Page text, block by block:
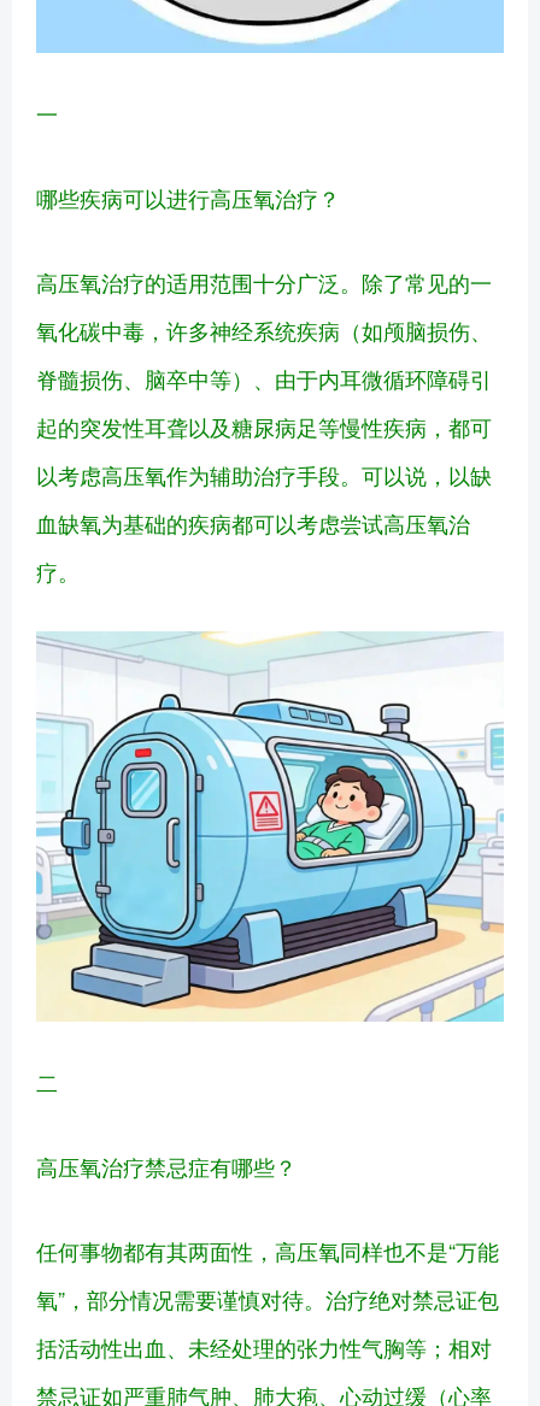
一
哪些疾病可以进行高压氧治疗？
高压氧治疗的适用范围十分广泛。除了常见的一
氧化碳中毒，许多神经系统疾病（如颅脑损伤、
脊髓损伤、脑卒中等）、由于内耳微循环障碍引
起的突发性耳聋以及糖尿病足等慢性疾病，都可
以考虑高压氧作为辅助治疗手段。可以说，以缺
血缺氧为基础的疾病都可以考虑尝试高压氧治
疗。
二
高压氧治疗禁忌症有哪些？
任何事物都有其两面性，高压氧同样也不是“万能
氧”，部分情况需要谨慎对待。治疗绝对禁忌证包
括活动性出血、未经处理的张力性气胸等；相对
禁忌证如严重肺气肿、肺大疱、心动过缓（心率